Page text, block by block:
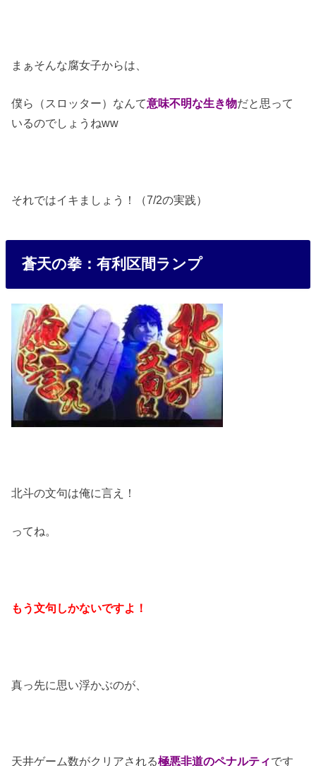
まぁそんな腐女子からは、
僕ら（スロッター）なんて意味不明な生き物だと思って
いるのでしょうねww
それではイキましょう！（7/2の実践）
蒼天の拳：有利区間ランプ
北斗の文句は俺に言え！
ってね。
もう文句しかないですよ！
真っ先に思い浮かぶのが、
天井ゲーム数がクリアされる極悪非道のペナルティです